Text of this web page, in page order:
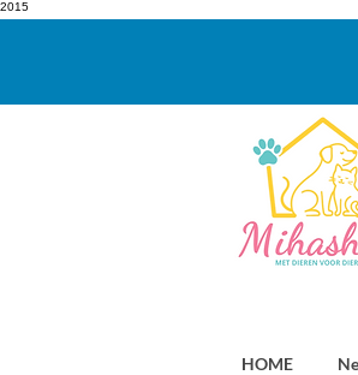
2015
HOME